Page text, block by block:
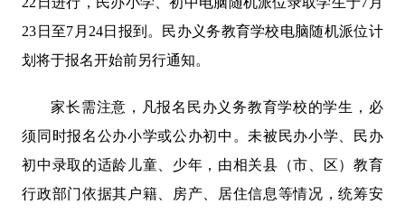
23日至7月24日报到。民办义务教育学校电脑随机派位计
划将于报名开始前另行通知。
家长需注意，凡报名民办义务教育学校的学生，必
须同时报名公办小学或公办初中。未被民办小学、民办
初中录取的适龄儿童、少年，由相关县（市、区）教育
行政部门依据其户籍、房产、居住信息等情况，统筹安